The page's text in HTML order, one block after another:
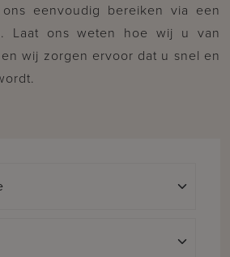
eenvoudig bereiken via een
Laat ons weten hoe wij u van
wij zorgen ervoor dat u snel en